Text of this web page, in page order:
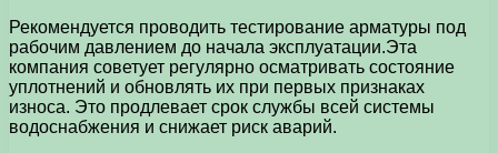
Рекомендуется проводить тестирование арматуры под
рабочим давлением до начала эксплуатации.Эта
компания советует регулярно осматривать состояние
уплотнений и обновлять их при первых признаках
износа. Это продлевает срок службы всей системы
водоснабжения и снижает риск аварий.